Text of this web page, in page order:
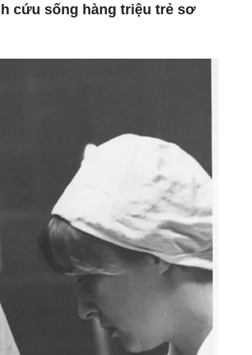
cứu sống hàng triệu trẻ sơ